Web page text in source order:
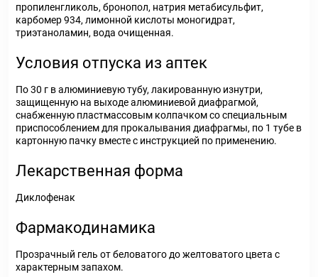
пропиленгликоль, бронопол, натрия метабисульфит,
карбомер 934, лимонной кислоты моногидрат,
триэтаноламин, вода очищенная.
Условия отпуска из аптек
По 30 г в алюминиевую тубу, лакированную изнутри,
защищенную на выходе алюминиевой диафрагмой,
снабженную пластмассовым колпачком со специальным
приспособлением для прокалывания диафрагмы, по 1 тубе в
картонную пачку вместе с инструкцией по применению.
Лекарственная форма
Диклофенак
Фармакодинамика
Прозрачный гель от беловатого до желтоватого цвета с
характерным запахом.